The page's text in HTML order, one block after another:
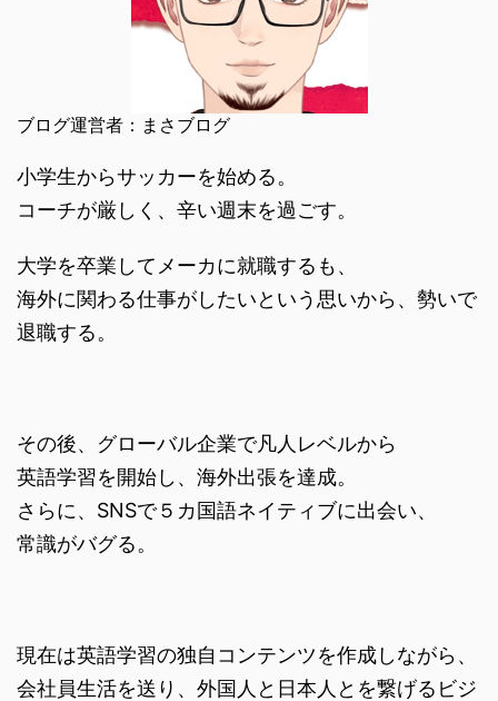
ブログ運営者：まさブログ
小学生からサッカーを始める。
コーチが厳しく、辛い週末を過ごす。
大学を卒業してメーカに就職するも、
海外に関わる仕事がしたいという思いから、勢いで
退職する。
その後、グローバル企業で凡人レベルから
英語学習を開始し、海外出張を達成。
さらに、SNSで５カ国語ネイティブに出会い、
常識がバグる。
現在は英語学習の独自コンテンツを作成しながら、
会社員生活を送り、外国人と日本人とを繋げるビジ